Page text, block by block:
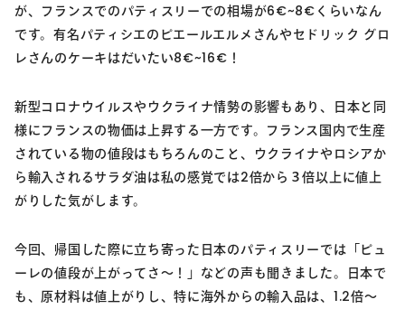
が、フランスでのパティスリーでの相場が6€~8€くらいなん
です。有名パティシエのピエールエルメさんやセドリック グロ
レさんのケーキはだいたい8€~16€！
新型コロナウイルスやウクライナ情勢の影響もあり、日本と同
様にフランスの物価は上昇する一方です。フランス国内で生産
されている物の値段はもちろんのこと、ウクライナやロシアか
ら輸入されるサラダ油は私の感覚では2倍から３倍以上に値上
がりした気がします。
今回、帰国した際に立ち寄った日本のパティスリーでは「ピュ
ーレの値段が上がってさ～！」などの声も聞きました。日本で
も、原材料は値上がりし、特に海外からの輸入品は、1.2倍～